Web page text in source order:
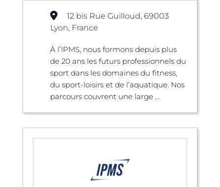
12 bis Rue Guilloud, 69003
Lyon, France
À l’IPMS, nous formons depuis plus
de 20 ans les futurs professionnels du
sport dans les domaines du fitness,
du sport-loisirs et de l’aquatique. Nos
parcours couvrent une large ...